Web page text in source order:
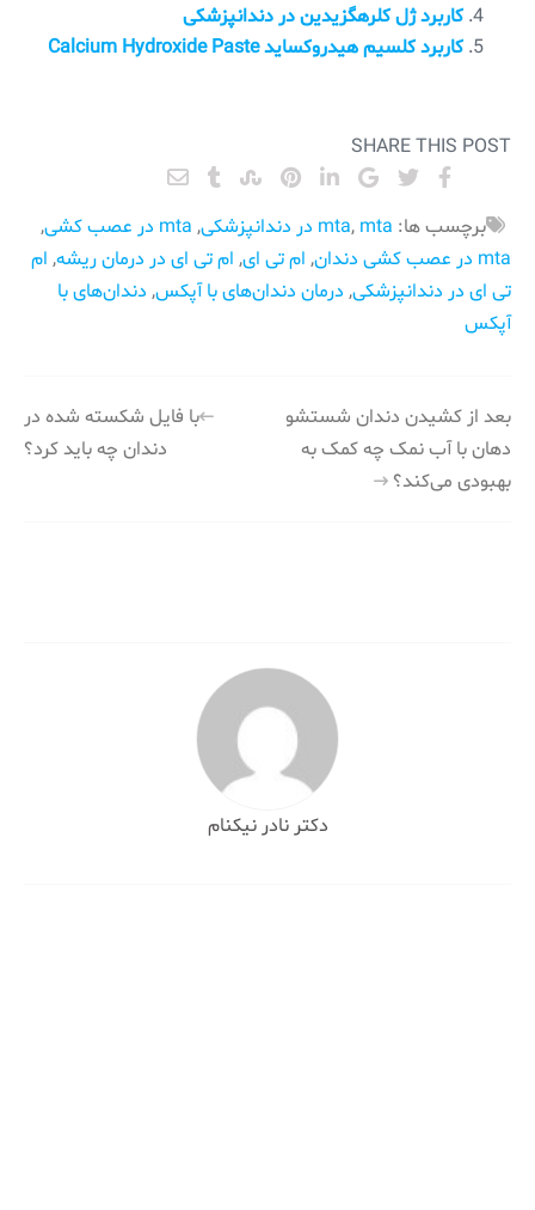
کاربرد ژل کلرهگزیدین در دندانپزشکی
کاربرد کلسیم هیدروکساید Calcium Hydroxide Paste
SHARE THIS POST
برچسب ها: mta, mta در دندانپزشکی , mta در عصب کشی
,
mta در عصب کشی دندان
, ام تی ای, ام تی ای در درمان ریشه, ام
تی ای در دندانپزشکی, درمان دندان‌های با آپکس, دندان‌های با
آپکس
راهبری
نوشته
با فایل شکسته شده در
دندان چه باید کرد؟
بعد از کشیدن دندان شستشو
دهان با آب نمک چه کمک به
بهبودی می‌کند؟
دکتر نادر نیکنام